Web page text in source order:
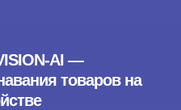
AI —
товаров на